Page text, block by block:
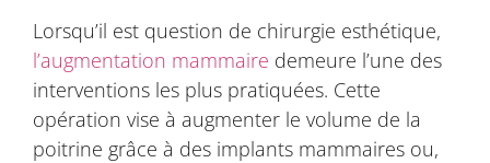
Lorsqu’il est question de chirurgie esthétique,
l’augmentation mammaire demeure l’une des
interventions les plus pratiquées. Cette
opération vise à augmenter le volume de la
poitrine grâce à des implants mammaires ou,